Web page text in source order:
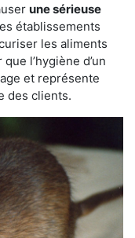
une sérieuse
établissements
les aliments
l’hygiène d’un
et représente
des clients.